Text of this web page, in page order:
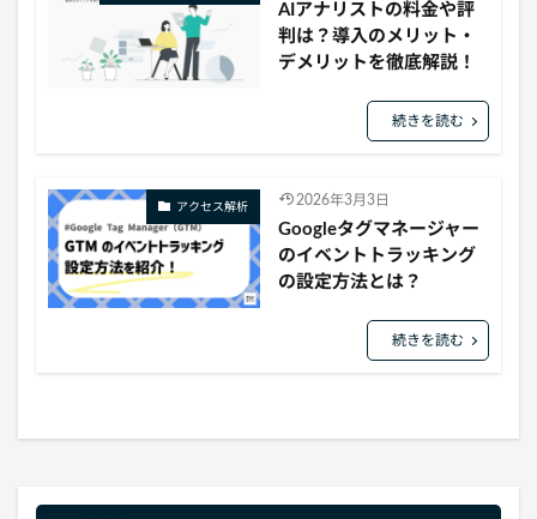
AIアナリストの料金や評
判は？導入のメリット・
デメリットを徹底解説！
続きを読む
アクセス解析 2026年3月3日
Googleタグマネージャー
のイベントトラッキング
の設定方法とは？
続きを読む